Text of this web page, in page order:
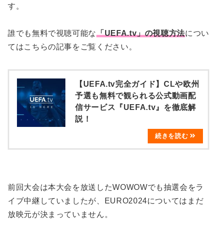
す。
誰でも無料で視聴可能な「UEFA.tv」の視聴方法につい
てはこちらの記事をご覧ください。
【UEFA.tv完全ガイド】CLや欧州
予選も無料で観られる公式動画配
信サービス『UEFA.tv』を徹底解
説！
前回大会は本大会を放送したWOWOWでも抽選会をラ
イブ中継していましたが、EURO2024についてはまだ
放映元が決まっていません。